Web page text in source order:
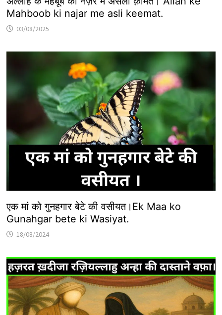
Mahboob ki najar me asli keemat.
03/08/2025
एक मां को गुनहगार बेटे की वसीयत।Ek Maa ko
Gunahgar bete ki Wasiyat.
18/08/2024